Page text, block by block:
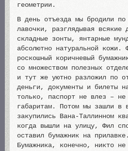
геометрии.
В день отъезда мы бродили
лавочки, разглядывая всякие
складные зонты, янтарные
абсолютно натуральной кожи.
роскошный коричневый
со множеством полезных
и тут же уютно разложил по
деньги, документы и билеты
только, паспорт не влез – не
габаритам. Потом мы зашли в
закупились Вана-Таллинном
когда вышли на улицу, Фил
оставил бумажник на
Бумажника, конечно, никто не